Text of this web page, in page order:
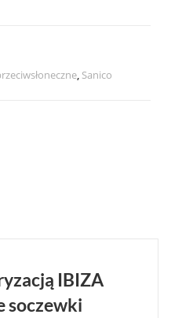
, Sanico
IBIZA
soczewki